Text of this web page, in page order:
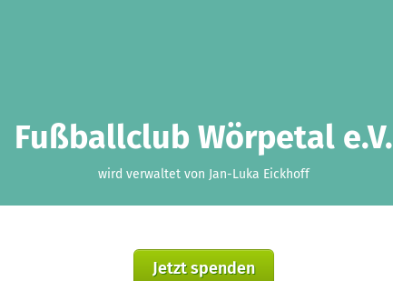
Fußballclub Wörpetal e.V.
wird verwaltet von Jan-Luka Eickhoff
Jetzt spenden